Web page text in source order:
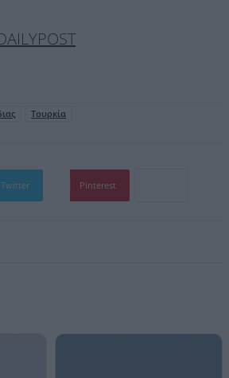
Τουρκία
Twitter Pinterest